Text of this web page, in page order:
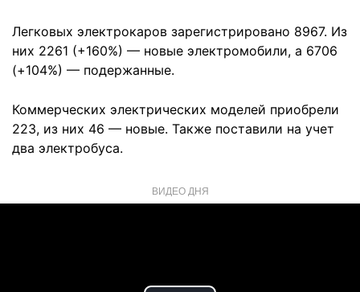
Легковых электрокаров зарегистрировано 8967. Из
них 2261 (+160%) — новые электромобили, а 6706
(+104%) — подержанные.
Коммерческих электрических моделей приобрели
223, из них 46 — новые. Также поставили на учет
два электробуса.
ВИДЕО ДНЯ